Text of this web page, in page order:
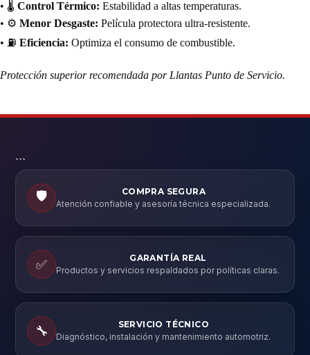
• 🌡️ Control Térmico: Estabilidad a altas temperaturas.
• ⚙️ Menor Desgaste: Película protectora ultra-resistente.
• ⛽ Eficiencia: Optimiza el consumo de combustible.
Protección superior recomendada por Llantas Punto de Servicio.
```
🛡️
COMPRA SEGURA
Atención confiable y asesoría técnica especializada.
✅
GARANTÍA REAL
Productos y servicios respaldados por políticas claras.
🔧
SERVICIO TÉCNICO
Diagnóstico, instalación y mantenimiento automotriz.